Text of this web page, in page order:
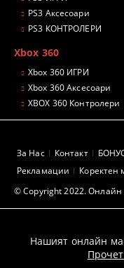
PS3 Аксесоари
PS3 КОНТРОЛЕРИ
Xbox 360
Xbox 360 ИГРИ
Xbox 360 Аксесоари
XBOX 360 Контролери
© Copyright 2022. Онлайн
За Нас Контакт
Рекламации
Коректен
Нашият онлайн